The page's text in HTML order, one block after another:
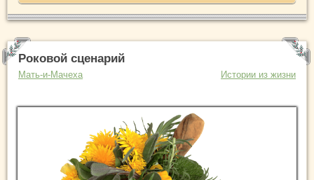
Роковой сценарий
Мать-и-Мачеха Истории из жизни